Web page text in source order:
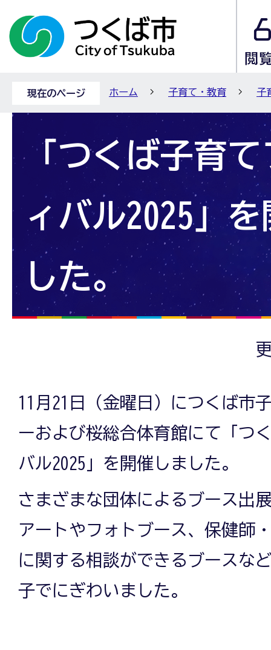
現在のページ ホーム 子育て・教育 子
「つくば子育て
ィバル2025」
した。
11月21日（金曜日）につくば市
ーおよび桜総合体育館にて「つ
バル2025」を開催しました。
さまざまな団体によるブース出
アートやフォトブース、保健師
に関する相談ができるブースな
子でにぎわいました。